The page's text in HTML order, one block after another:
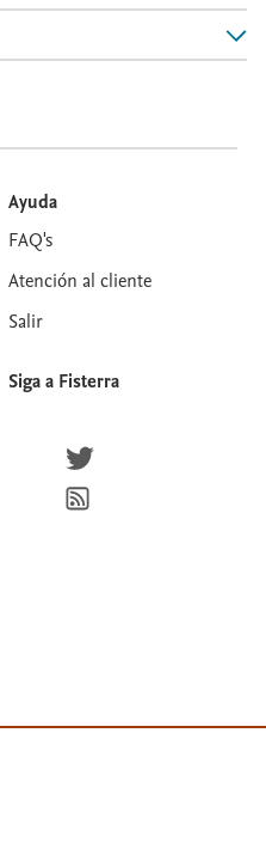
Ayuda
FAQ's
Atención al cliente
Salir
Siga a Fisterra
Síguenos en Twitter
Suscríbete para recibir